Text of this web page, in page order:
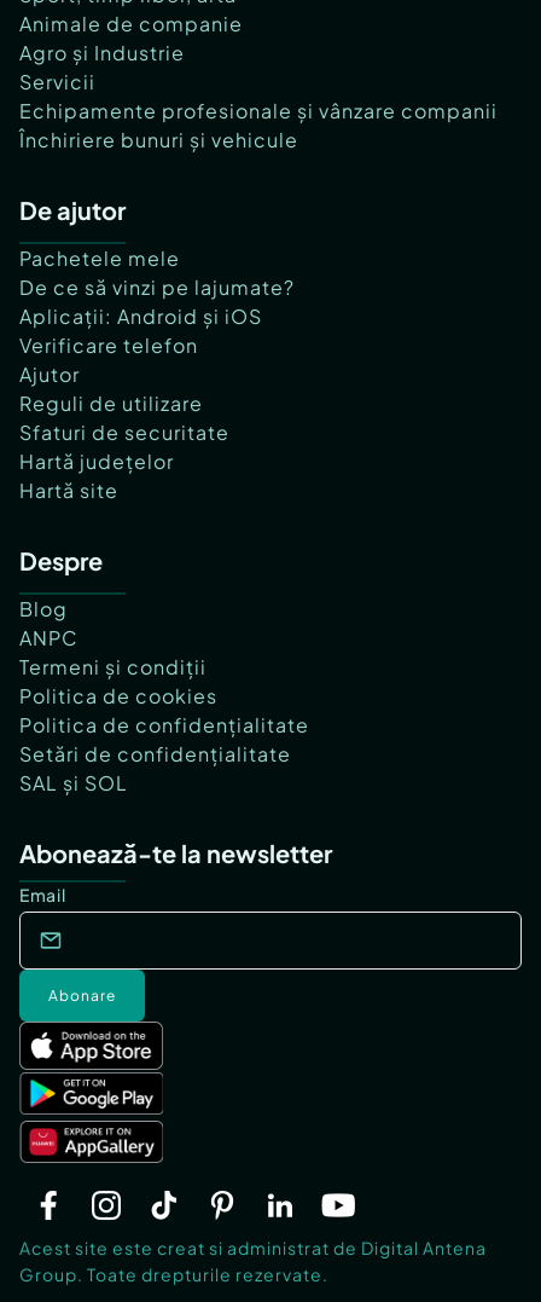
Animale de companie
Agro și Industrie
Servicii
Echipamente profesionale și vânzare companii
Închiriere bunuri și vehicule
De ajutor
Pachetele mele
De ce să vinzi pe lajumate?
Aplicații: Android și iOS
Verificare telefon
Ajutor
Reguli de utilizare
Sfaturi de securitate
Hartă județelor
Hartă site
Despre
Blog
ANPC
Termeni și condiții
Politica de cookies
Politica de confidențialitate
Setări de confidențialitate
SAL și SOL
Abonează-te la newsletter
Email
Abonare
Acest site este creat si administrat de Digital Antena
Group. Toate drepturile rezervate.